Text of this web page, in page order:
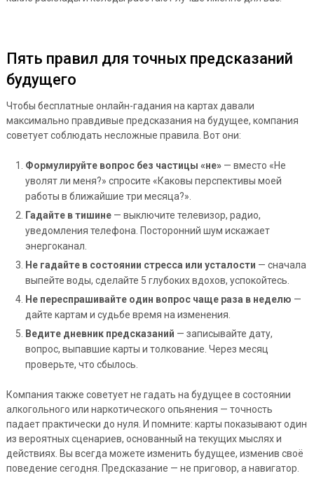
Пять правил для точных предсказаний
будущего
Чтобы бесплатные онлайн-гадания на картах давали
максимально правдивые предсказания на будущее, компания
советует соблюдать несложные правила. Вот они:
Формулируйте вопрос без частицы «не»— вместо «Не
уволят ли меня?» спросите «Каковы перспективы моей
работы в ближайшие три месяца?».
Гадайте в тишине— выключите телевизор, радио,
уведомления телефона. Посторонний шум искажает
энергоканал.
Не гадайте в состоянии стресса или усталости — сначала
выпейте воды, сделайте 5 глубоких вдохов, успокойтесь.
Не переспрашивайте один вопрос чаще раза в неделю —
дайте картам и судьбе время на изменения.
Ведите дневник предсказаний — записывайте дату,
вопрос, выпавшие карты и толкование. Через месяц
проверьте, что сбылось.
Компания также советует не гадать на будущее в состоянии
алкогольного или наркотического опьянения — точность
падает практически до нуля. И помните: карты показывают один
из вероятных сценариев, основанный на текущих мыслях и
действиях. Вы всегда можете изменить будущее, изменив своё
поведение сегодня. Предсказание — не приговор, а навигатор.